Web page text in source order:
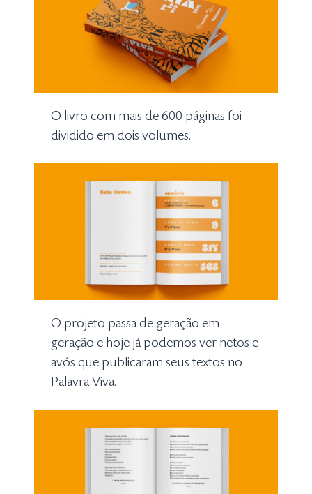
O livro com mais de 600 páginas foi
dividido em dois volumes.
O projeto passa de geração em
geração e hoje já podemos ver netos e
avós que publicaram seus textos no
Palavra Viva.